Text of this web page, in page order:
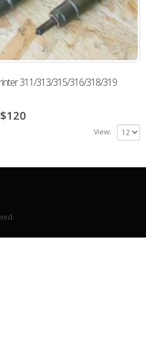
311/313/315/316/318/319
$120
View: